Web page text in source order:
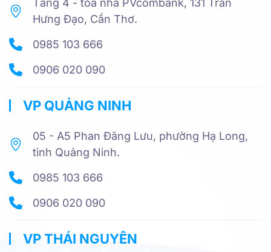
Tầng 4 - tòa nhà PVcombank, 131 Trần
Hưng Đạo, Cần Thơ.
0985 103 666
0906 020 090
VP QUẢNG NINH
05 - A5 Phan Đăng Lưu, phường Hạ Long,
tỉnh Quảng Ninh.
0985 103 666
0906 020 090
VP THÁI NGUYÊN